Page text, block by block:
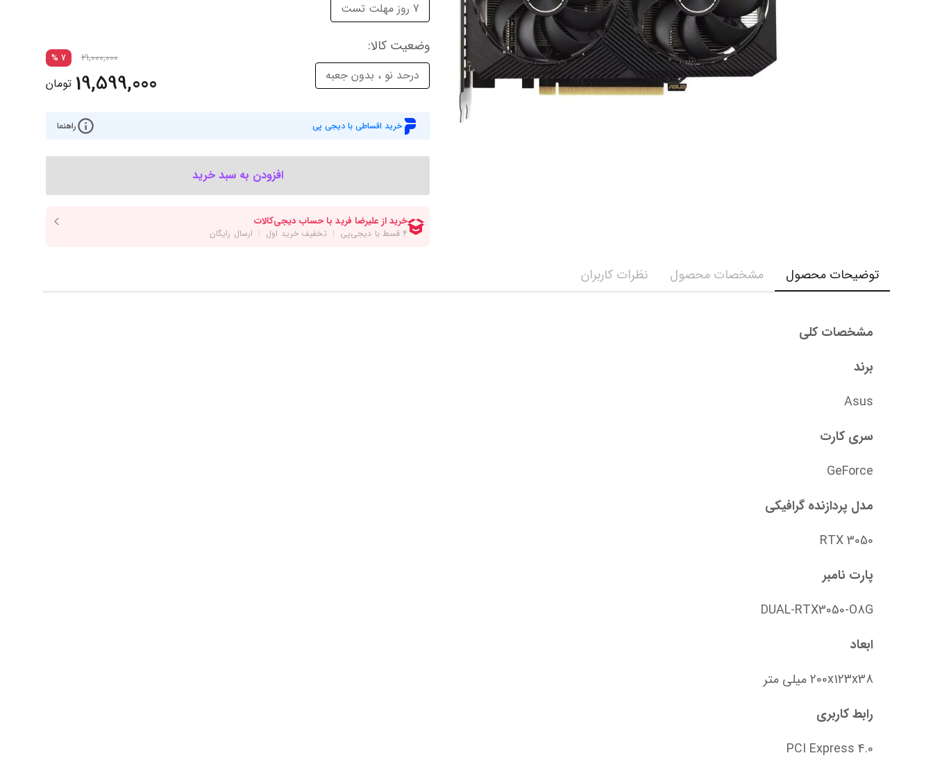
اکسسوری
کول پد
پاوربانک
منبع تغذیه (پاور)
رم
7 روز مهلت تست
وضعیت کالا:
درحد نو ، بدون جعبه
21,000,000
7
%
19,599,000 تومان
خرید اقساطی با دیجی پی راهنما
افزودن به سبد خرید
توضیحات محصول مشخصات محصول نظرات کاربران
مشخصات کلی
برند
Asus
سری کارت
GeForce
مدل پردازنده گرافیکی
RTX 3050
پارت نامبر
DUAL-RTX3050-O8G
ابعاد
200x123x38 میلی متر
رابط کاربری
PCI Express 4.0